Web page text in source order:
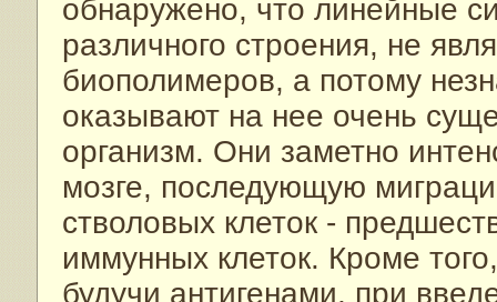
обнаружено, что линейные
различного строения, не
биополимеров, а потому
оказывают на нее очень
организм. Они заметно
мозге, последующую
стволовых клеток -
иммунных клеток. Кроме
будучи антигенами, при